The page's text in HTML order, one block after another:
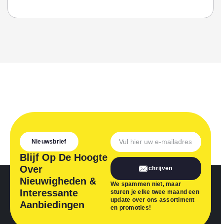
Nieuwsbrief
Blijf Op De Hoogte
Over
Nieuwigheden &
Interessante
Aanbiedingen
Inschrijven
We spammen niet, maar
sturen je elke twee maand een
update over ons assortiment
en promoties!